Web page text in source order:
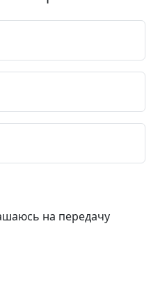
на передачу